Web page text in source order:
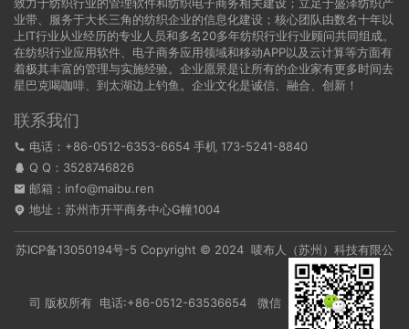
业带、服务于大长三角的纺织企业的信息化建设；核心团队由数名十年以
上IT行业从业经历的专业人员和多名20多年纺织行业行业顾问共同组成。
在纺织行业应用软件、电子商务应用领域和移动APP以及云计算等方面有
着极其丰富的管理与实施经验。企业愿景是让所有的企业家有更多时间去
星巴克喝咖啡、到太湖边上钓鱼。企业文化是诚信、融合、创新！
联系我们
电话：+86-0512-6353-6654 手机 173-5241-8840
Q Q： 3528746826
邮箱：info@maibu.ren
地址：苏州市开平商务中心G幢1004
苏ICP备13050194号-5 Copyright © 2024 唛布人（苏州）科技有限公
司 版权所有 电话:+86-0512-63536654 微信